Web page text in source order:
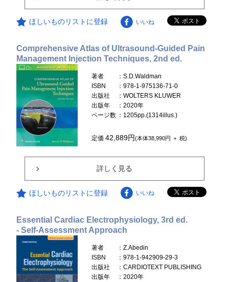
ほしいものリストに登録 いいね
Comprehensive Atlas of Ultrasound-Guided Pain
Management Injection Techniques, 2nd ed.
著者
：S.D.Waldman
ISBN
：978-1-975136-71-0
出版社
：WOLTERS KLUWER
出版年
：2020年
ページ数 ：1205pp.(1314illus.)
定価42,889円(本体38,990円 ＋ 税)
詳しく見る
ほしいものリストに登録 いいね
Essential Cardiac Electrophysiology, 3rd ed.
- Self-Assessment Approach
著者
：Z.Abedin
ISBN
：978-1-942909-29-3
出版社
：CARDIOTEXT PUBLISHING
出版年
：2020年